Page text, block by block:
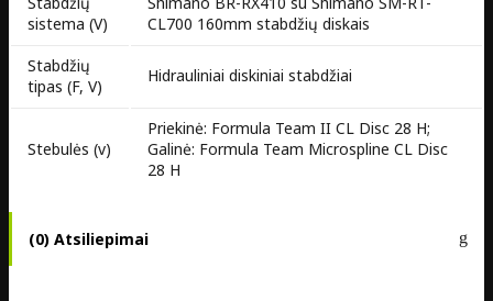
sistema (V)
CL700 160mm stabdžių diskais
Stabdžių
tipas (F, V)
Hidrauliniai diskiniai stabdžiai
Stebulės (v)
Priekinė: Formula Team II CL Disc 28 H;
Galinė: Formula Team Microspline CL Disc
28 H
(0) Atsiliepimai